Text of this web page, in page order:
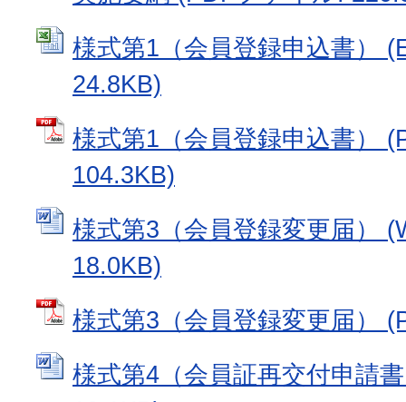
様式第1（会員登録申込書）
24.8KB)
様式第1（会員登録申込書）
104.3KB)
様式第3（会員登録変更届）
18.0KB)
様式第3（会員登録変更届）
様式第4（会員証再交付申請